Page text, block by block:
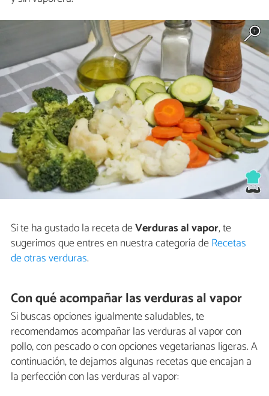
Si te ha gustado la receta deVerduras al vapor, te
sugerimos que entres en nuestra categoría deRecetas
de otras verduras.
Con qué acompañar las verduras al vapor
Si buscas opciones igualmente saludables, te
recomendamos acompañar las verduras al vapor con
pollo, con pescado o con opciones vegetarianas ligeras. A
continuación, te dejamos algunas recetas que encajan a
la perfección con las verduras al vapor: